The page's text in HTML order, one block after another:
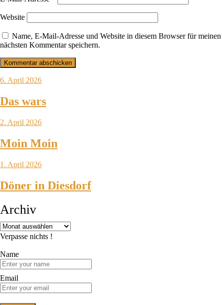
Website
Name, E-Mail-Adresse und Website in diesem Browser für meinen
nächsten Kommentar speichern.
6. April 2026
Das wars
2. April 2026
Moin Moin
1. April 2026
Döner in Diesdorf
Archiv
Verpasse nichts !
Name
Email